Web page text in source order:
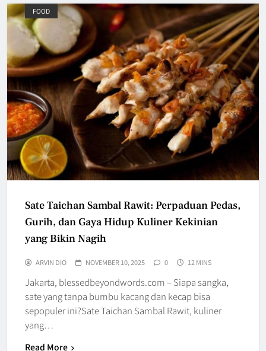
FOOD
Sate Taichan Sambal Rawit: Perpaduan Pedas,
Gurih, dan Gaya Hidup Kuliner Kekinian
yang Bikin Nagih
ARVIN DIO NOVEMBER 10, 2025 0 12 MINS
Jakarta, blessedbeyondwords.com – Siapa sangka,
sate yang tanpa bumbu kacang dan kecap bisa
sepopuler ini?Sate Taichan Sambal Rawit, kuliner
yang…
Read More